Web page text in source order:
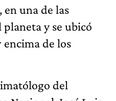
en una de las
y se ubicó
encima de los
del